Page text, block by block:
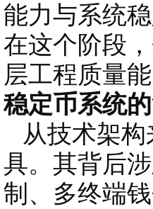
能力与系统
在这个阶段
层工程质量能
稳定币系统
从技术架构
具。其背后
制、多终端